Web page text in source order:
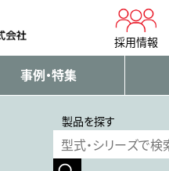
採用情報
事例・特集
製品を探す